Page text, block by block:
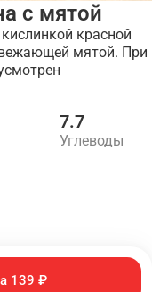
с мятой
красной
мятой. При
7.7
Углеводы
139 ₽